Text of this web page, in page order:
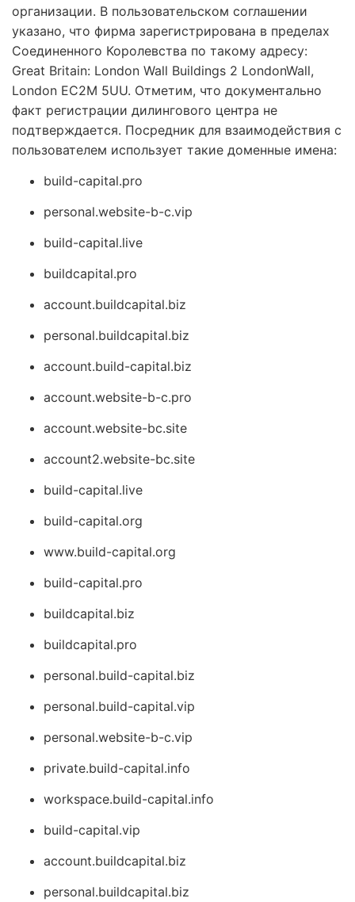
организации. В пользовательском соглашении
указано, что фирма зарегистрирована в пределах
Соединенного Королевства по такому адресу:
Great Britain: London Wall Buildings 2 LondonWall,
London EC2M 5UU. Отметим, что документально
факт регистрации дилингового центра не
подтверждается. Посредник для взаимодействия с
пользователем использует такие доменные имена:
build-capital.pro
personal.website-b-c.vip
build-capital.live
buildcapital.pro
account.buildcapital.biz
personal.buildcapital.biz
account.build-capital.biz
account.website-b-c.pro
account.website-bc.site
account2.website-bc.site
build-capital.live
build-capital.org
www.build-capital.org
build-capital.pro
buildcapital.biz
buildcapital.pro
personal.build-capital.biz
personal.build-capital.vip
personal.website-b-c.vip
private.build-capital.info
workspace.build-capital.info
build-capital.vip
account.buildcapital.biz
personal.buildcapital.biz